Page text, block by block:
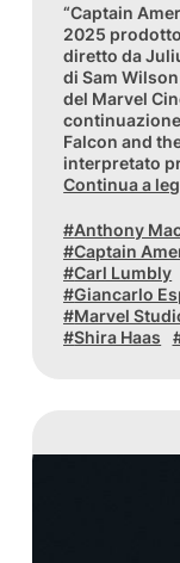
“Captain
2025
diretto da
di Sam
del Marvel
Falcon and
interpretato
Continua a
Anthony
Captain
Carl Lumbly
Giancarlo
Marvel
Shira Haas